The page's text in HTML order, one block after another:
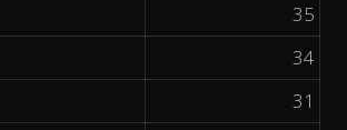
35
34
31